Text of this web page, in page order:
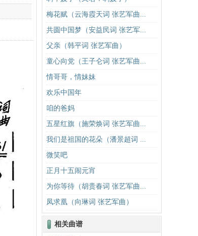
梅花赋（云海霞天词 张艺军曲...
共圆中国梦（安益民词 张艺军...
父亲（韩平词 张艺军曲）
童心向党（王子仑词 张艺军曲...
情哥哥，情妹妹
欢乐中国年
咱的爸妈
五星红旗（施荣焕词 张艺军曲...
我们是祖国的花朵（潘景超词 ...
微笑吧
正月十五闹元宵
为你等待（胡贵春词 张艺军曲...
凤求凰（向琳词 张艺军曲）
相关曲谱